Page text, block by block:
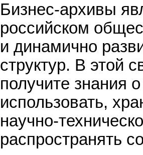
Бизнес-архивы
российском
и динамично
структур. В этой
получите знания
использовать,
научно-
распространять